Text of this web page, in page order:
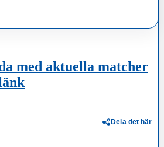
med aktuella matcher
Dela det här